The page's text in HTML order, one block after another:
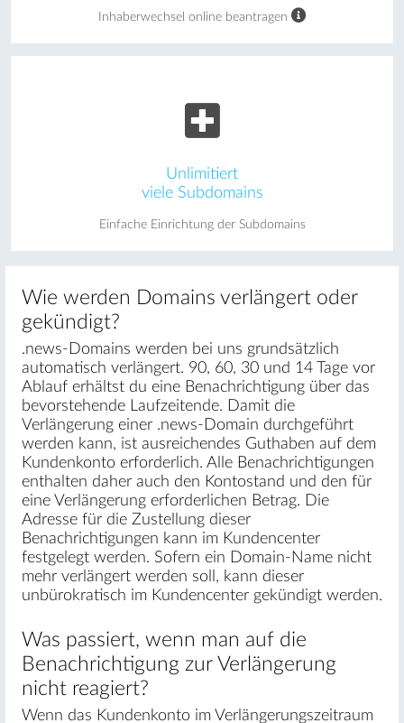
Inhaberwechsel online beantragen
Unlimitiert
viele Subdomains
Einfache Einrichtung der Subdomains
Wie werden Domains verlängert oder
gekündigt?
.news-Domains werden bei uns grundsätzlich
automatisch verlängert. 90, 60, 30 und 14 Tage vor
Ablauf erhältst du eine Benachrichtigung über das
bevorstehende Laufzeitende. Damit die
Verlängerung einer .news-Domain durchgeführt
werden kann, ist ausreichendes Guthaben auf dem
Kundenkonto erforderlich. Alle Benachrichtigungen
enthalten daher auch den Kontostand und den für
eine Verlängerung erforderlichen Betrag. Die
Adresse für die Zustellung dieser
Benachrichtigungen kann im Kundencenter
festgelegt werden. Sofern ein Domain-Name nicht
mehr verlängert werden soll, kann dieser
unbürokratisch im Kundencenter gekündigt werden.
Was passiert, wenn man auf die
Benachrichtigung zur Verlängerung
nicht reagiert?
Wenn das Kundenkonto im Verlängerungszeitraum